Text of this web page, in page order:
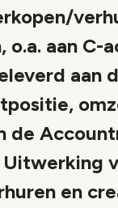
aan C-
aan
de
en